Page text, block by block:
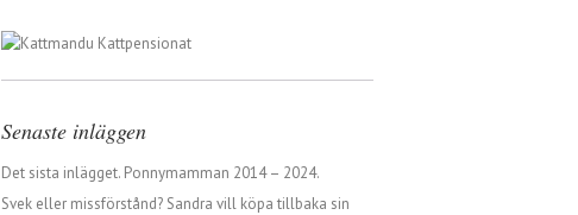
Senaste inläggen
Det sista inlägget. Ponnymamman 2014 – 2024.
Svek eller missförstånd? Sandra vill köpa tillbaka sin